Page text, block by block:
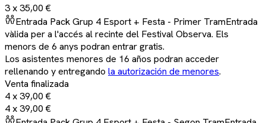
3 x35,00 €
Entrada Pack Grup 4 Esport + Festa - Primer TramEntrada
vàlida per a l'accés al recinte del Festival Observa. Els
menors de 6 anys podran entrar gratis.
Los asistentes menores de 16 años podran acceder
rellenando y entregando la autorización de menores.
Venta finalizada
4 x39,00 €
4 x39,00 €